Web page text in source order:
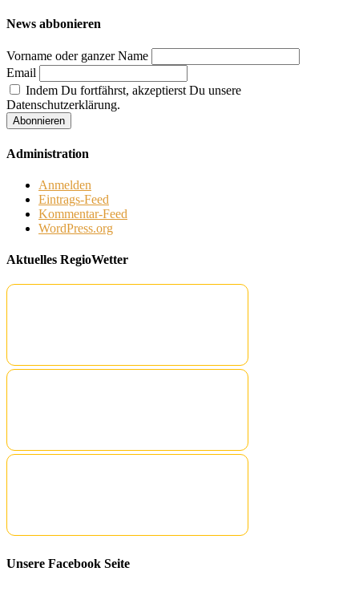
News abbonieren
Vorname oder ganzer Name
Email
Indem Du fortfährst, akzeptierst Du unsere
Datenschutzerklärung.
Administration
Anmelden
Eintrags-Feed
Kommentar-Feed
WordPress.org
Aktuelles RegioWetter
Unsere Facebook Seite